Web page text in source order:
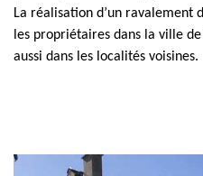
La réalisation d’un ravalement
les propriétaires dans la ville
aussi dans les localités voisines.